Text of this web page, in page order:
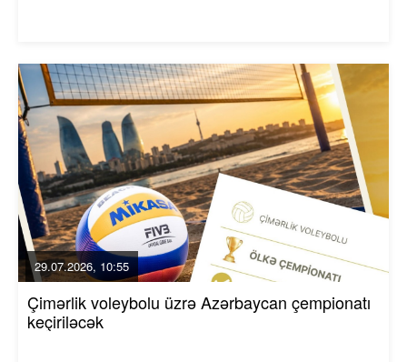
29.07.2026, 10:55
Çimərlik voleybolu üzrə Azərbaycan çempionatı
keçiriləcək